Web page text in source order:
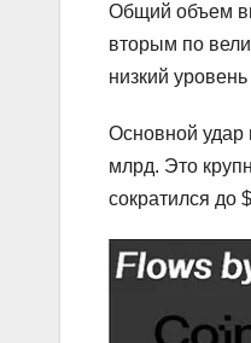
Общий объем
вторым по
низкий
Основной удар
млрд. Это
сократился до